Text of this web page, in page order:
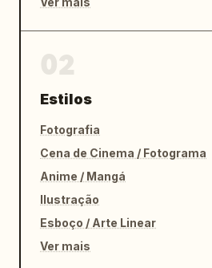
Estilos
Fotografia
Cena de Cinema / Fotograma
Anime / Mangá
Ilustração
Esboço / Arte Linear
Ver mais